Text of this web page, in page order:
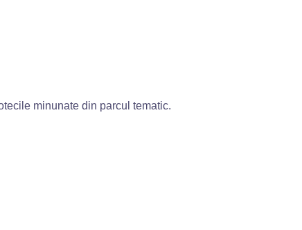
minunate din parcul tematic.